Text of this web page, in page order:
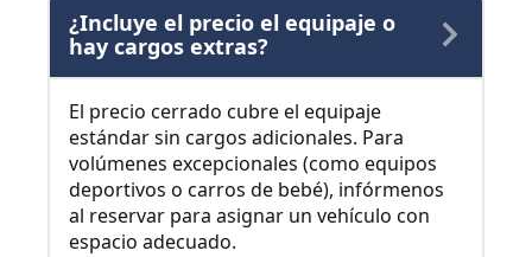
¿Incluye el precio el equipaje o
hay cargos extras?
El precio cerrado cubre el equipaje
estándar sin cargos adicionales. Para
volúmenes excepcionales (como equipos
deportivos o carros de bebé), infórmenos
al reservar para asignar un vehículo con
espacio adecuado.